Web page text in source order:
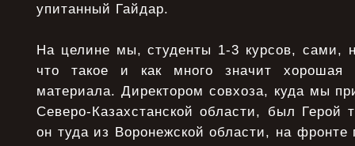
упитанный Гайдар.
На целине мы, студенты 1-3 курсов, сами,
что такое и как много значит хорошая
материала. Директором совхоза, куда мы
Северо-Казахстанской области, был Герой
он туда из Воронежской области, на фронте